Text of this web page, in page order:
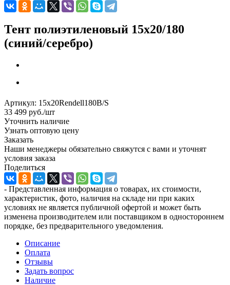
Тент полиэтиленовый 15x20/180
(синий/серебро)
Артикул: 15x20Rendell180B/S
33 499 руб./шт
Уточнить наличие
Узнать оптовую цену
Заказать
Наши менеджеры обязательно свяжутся с вами и уточнят
условия заказа
Поделиться
- Представленная информация о товарах, их стоимости,
характеристик, фото, наличия на складе ни при каких
условиях не является публичной офертой и может быть
изменена производителем или поставщиком в одностороннем
порядке, без предварительного уведомления.
Описание
Оплата
Отзывы
Задать вопрос
Наличие